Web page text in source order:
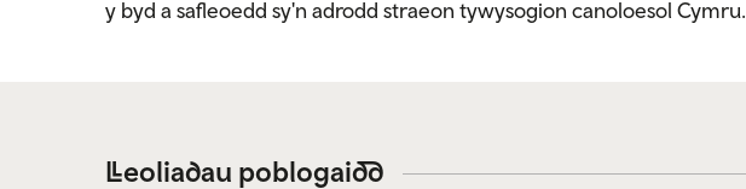
y byd a safleoedd sy'n adrodd straeon tywysogion canoloesol Cymru.
Lleoliadau poblogaidd